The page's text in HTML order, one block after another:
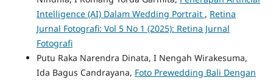
Intelligence (AI) Dalam Wedding Portrait , Retina
Jurnal Fotografi: Vol 5 No 1 (2025): Retina Jurnal
Fotografi
Putu Raka Narendra Dinata, I Nengah Wirakesuma,
Ida Bagus Candrayana, Foto Prewedding Bali Dengan